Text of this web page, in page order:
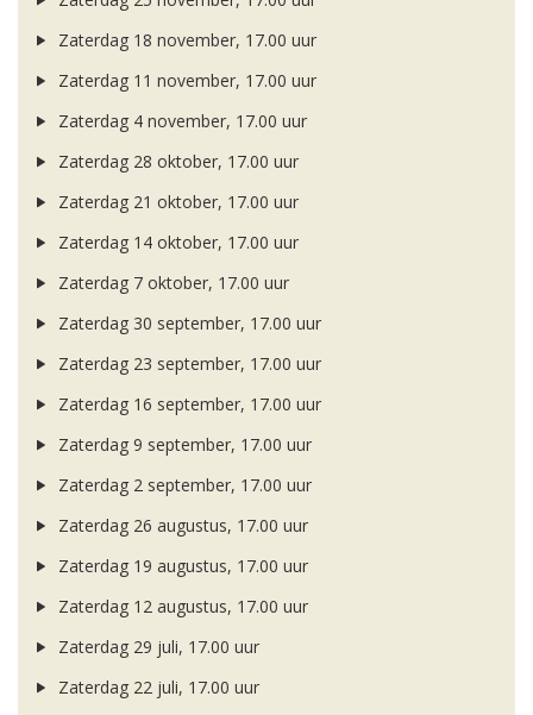
Zaterdag 18 november, 17.00 uur
Zaterdag 11 november, 17.00 uur
Zaterdag 4 november, 17.00 uur
Zaterdag 28 oktober, 17.00 uur
Zaterdag 21 oktober, 17.00 uur
Zaterdag 14 oktober, 17.00 uur
Zaterdag 7 oktober, 17.00 uur
Zaterdag 30 september, 17.00 uur
Zaterdag 23 september, 17.00 uur
Zaterdag 16 september, 17.00 uur
Zaterdag 9 september, 17.00 uur
Zaterdag 2 september, 17.00 uur
Zaterdag 26 augustus, 17.00 uur
Zaterdag 19 augustus, 17.00 uur
Zaterdag 12 augustus, 17.00 uur
Zaterdag 29 juli, 17.00 uur
Zaterdag 22 juli, 17.00 uur